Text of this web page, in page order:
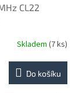
CL22
Skladem (7 ks)
Do košíku